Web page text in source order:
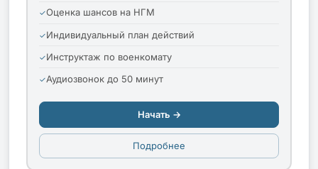
Оценка шансов на НГМ
Индивидуальный план действий
Инструктаж по военкомату
Аудиозвонок до 50 минут
Начать →
Подробнее